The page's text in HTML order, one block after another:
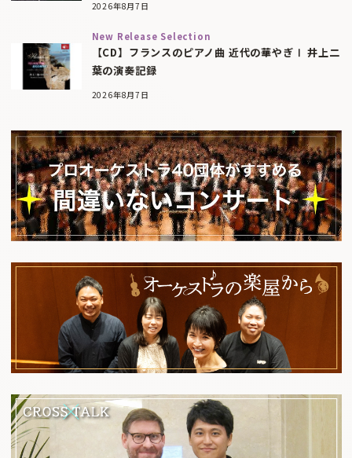
2026年8月7日
New Release Selection
【CD】フランスのピアノ曲 近代の華やぎⅠ 井上二
葉の演奏記録
2026年8月7日